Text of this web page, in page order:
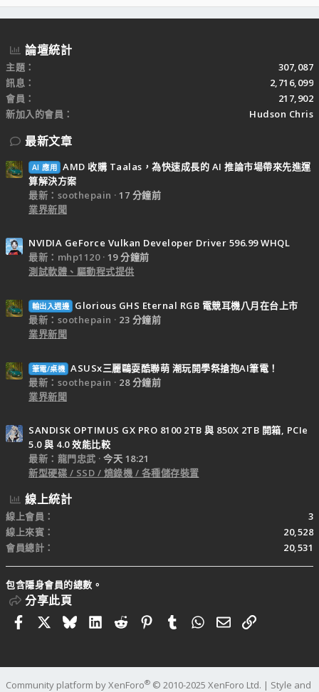
S
論壇統計
主題
307,087
訊息
2,716,099
會員
217,902
新加入的會員
Hudson Chris
最新文章
AI 應用 AMD 收購 Taalas，為快速成長的 AI 推論市場帶來先進運
算解決方案
最新：soothepain
17 分鐘前
業界新聞
NVIDIA GeForce Vulkan Developer Driver 596.99 WHQL
最新：mhp1120
19 分鐘前
測試軟體、驅動程式提供
輸出入週邊
Glorious GHS Eternal RGB 電競耳機八月在台上市
最新：soothepain
23 分鐘前
業界新聞
筆電/桌機 ASUSx三麗鷗耍酷聯萌 潮玩開學祭搶抱AI筆電！
最新：soothepain
28 分鐘前
業界新聞
SANDISK OPTIMUS GX PRO 8100 2TB 與 850X 2TB 開箱, PCIe
5.0 與 4.0 效能比較
最新：龍門忠武
今天 18:21
新型硬碟 / SSD / 燒錄機 / 各種儲存裝置
線上統計
線上會員
3
線上來賓
20,528
會員總計
20,531
包含隱身會員的總數。
分享此頁
FacebookBlueskyLinkedIn
RedditPinterestTumblrWhatsApp
電子郵件
連結
Community platform by XenForo® © 2010-2025 XenForo Ltd. | Style and